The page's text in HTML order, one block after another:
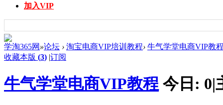
加入VIP
学淘365网 »论坛 › 淘宝电商VIP培训教程› 牛气学堂电商VIP教
收藏本版 (3) |订阅
牛气学堂电商VIP教程 今日: 0|